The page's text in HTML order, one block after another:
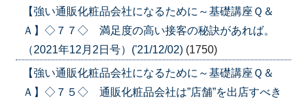
【強い通販化粧品会社になるために～基礎講座Ｑ＆
Ａ】◇７７◇ 満足度の高い接客の秘訣があれば。
（2021年12月2日号）('21/12/02) (1750)
【強い通販化粧品会社になるために～基礎講座Ｑ＆
Ａ】◇７５◇ 通販化粧品会社は”店舗”を出店すべき